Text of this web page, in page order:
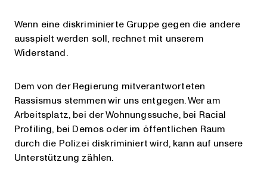
Wenn eine diskriminierte Gruppe gegen die andere
ausspielt werden soll, rechnet mit unserem
Widerstand.
Dem von der Regierung mitverantworteten
Rassismus stemmen wir uns entgegen. Wer am
Arbeitsplatz, bei der Wohnungssuche, bei Racial
Profiling, bei Demos oder im öffentlichen Raum
durch die Polizei diskriminiert wird, kann auf unsere
Unterstützung zählen.